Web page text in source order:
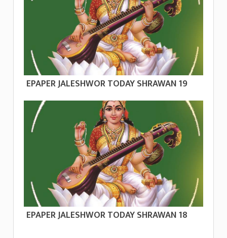
EPAPER JALESHWOR TODAY SHRAWAN 19
EPAPER JALESHWOR TODAY SHRAWAN 18